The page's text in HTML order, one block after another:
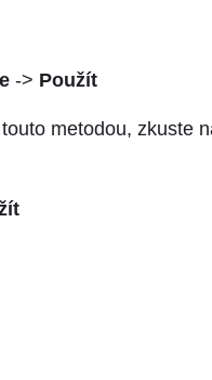
-> Použít
metodou, zkuste